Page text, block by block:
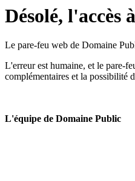
Désolé, l'accès
Le pare-feu web de Domaine
L'erreur est humaine, et le pare-
complémentaires et la possibilité
L'équipe de Domaine Public